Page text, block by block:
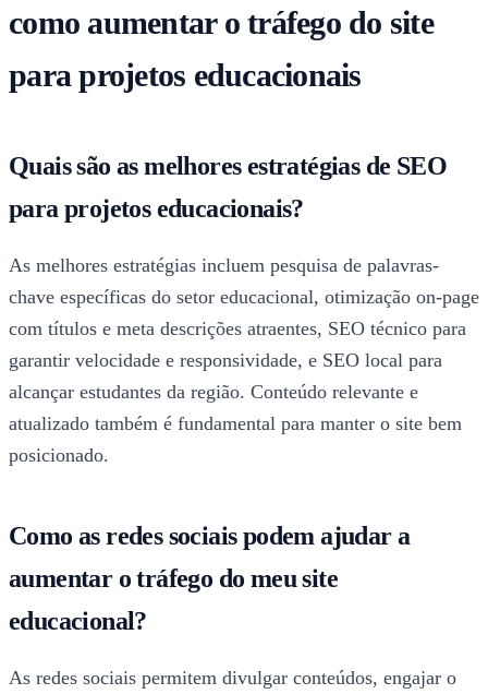
como aumentar o tráfego do site
para projetos educacionais
Quais são as melhores estratégias de SEO
para projetos educacionais?
As melhores estratégias incluem pesquisa de palavras-
chave específicas do setor educacional, otimização on-page
com títulos e meta descrições atraentes, SEO técnico para
garantir velocidade e responsividade, e SEO local para
alcançar estudantes da região. Conteúdo relevante e
atualizado também é fundamental para manter o site bem
posicionado.
Como as redes sociais podem ajudar a
aumentar o tráfego do meu site
educacional?
As redes sociais permitem divulgar conteúdos, engajar o